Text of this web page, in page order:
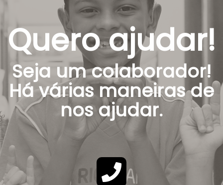
Quero ajudar!
Seja um colaborador!
Há várias maneiras de
nos ajudar.